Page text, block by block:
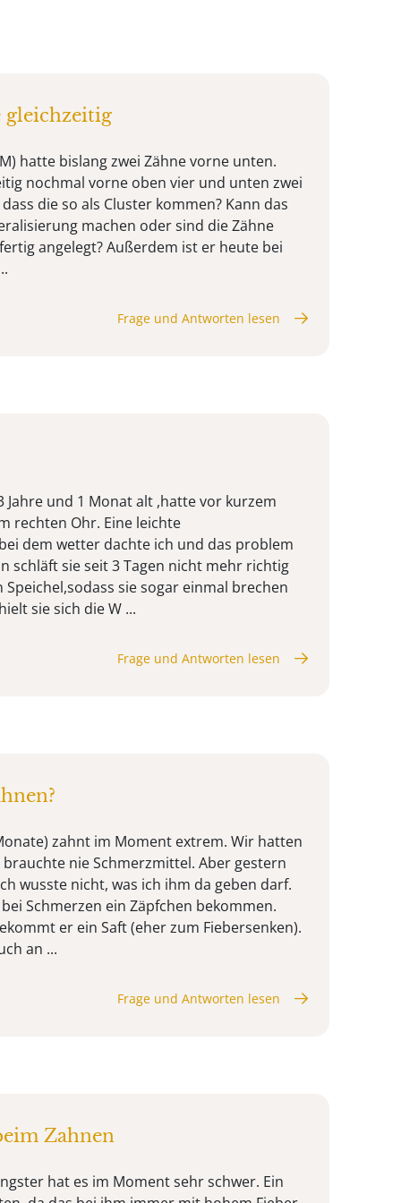
gleichzeitig
hatte bislang zwei Zähne vorne unten.
nochmal vorne oben vier und unten zwei
die so als Cluster kommen? Kann das
machen oder sind die Zähne
angelegt? Außerdem ist er heute bei
Frage und Antworten lesen
Jahre und 1 Monat alt ,hatte vor kurzem
rechten Ohr. Eine leichte
dem wetter dachte ich und das problem
schläft sie seit 3 Tagen nicht mehr richtig
sie sogar einmal brechen
sie sich die W ...
Frage und Antworten lesen
zahnt im Moment extrem. Wir hatten
nie Schmerzmittel. Aber gestern
wusste nicht, was ich ihm da geben darf.
Schmerzen ein Zäpfchen bekommen.
er ein Saft (eher zum Fiebersenken).
an ...
Frage und Antworten lesen
Zahnen
hat es im Moment sehr schwer. Ein